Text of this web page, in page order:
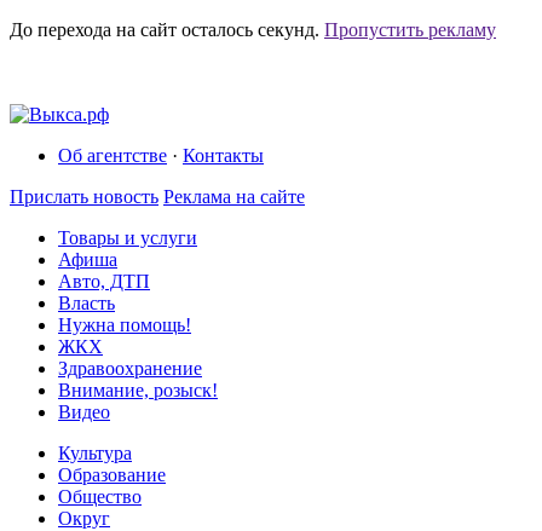
До перехода на сайт осталось секунд. Пропустить рекламу
Об агентстве · Контакты
Прислать новость Реклама на сайте
Товары и услуги
Афиша
Авто, ДТП
Власть
Нужна помощь!
ЖКХ
Здравоохранение
Внимание, розыск!
Видео
Культура
Образование
Общество
Округ